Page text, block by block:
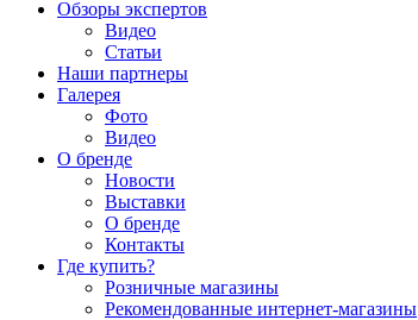
Обзоры экспертов
Видео
Статьи
Наши партнеры
Галерея
Фото
Видео
О бренде
Новости
Выставки
О бренде
Контакты
Где купить?
Розничные магазины
Рекомендованные интернет-магазины